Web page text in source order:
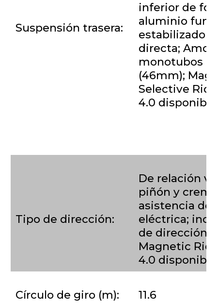
Suspensión trasera:
inferior de
aluminio
directa;
monotubos
(46mm);
Selective
4.0 disponible
Tipo de dirección:
De relación
piñón y
asistencia de
eléctrica;
de dirección
Magnetic
4.0 disponible
Círculo de giro (m): 11.6